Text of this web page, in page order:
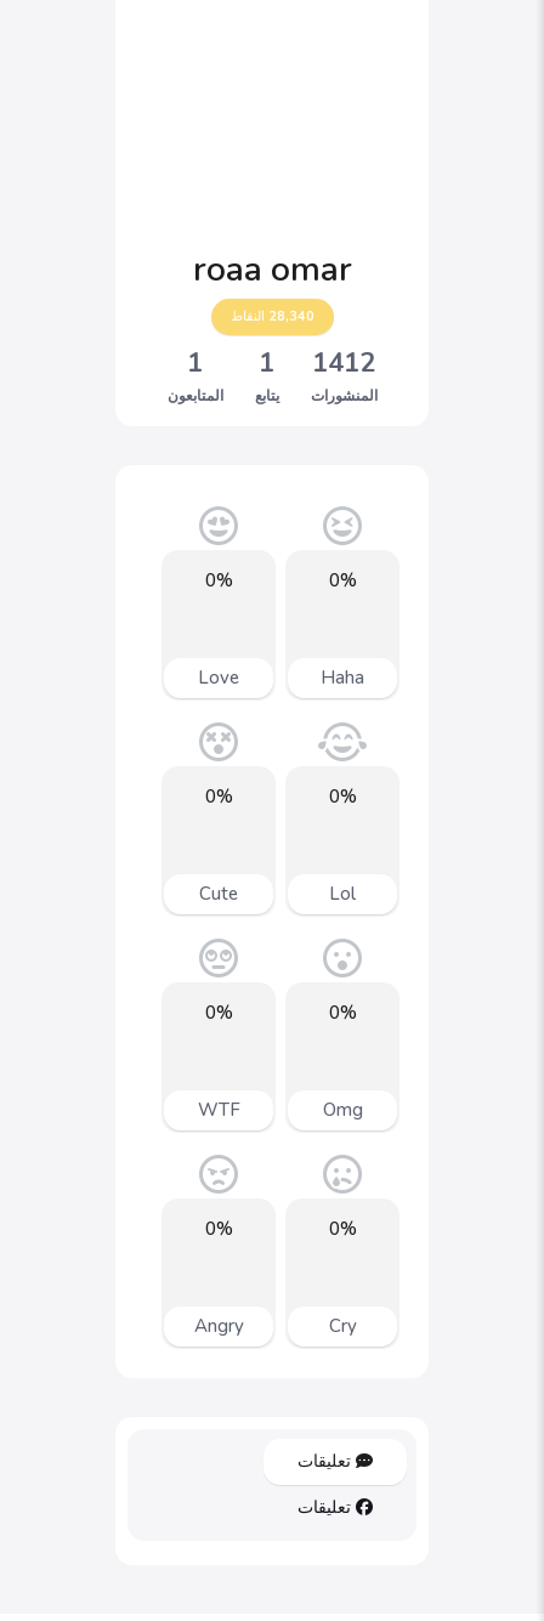
roaa omar
28,340 النقاط
1412
المنشورات
1
يتابع
1
المتابعون
0%
Haha
0%
Love
0%
Lol
0%
Cute
0%
Omg
0%
WTF
0%
Cry
0%
Angry
تعليقات
تعليقات